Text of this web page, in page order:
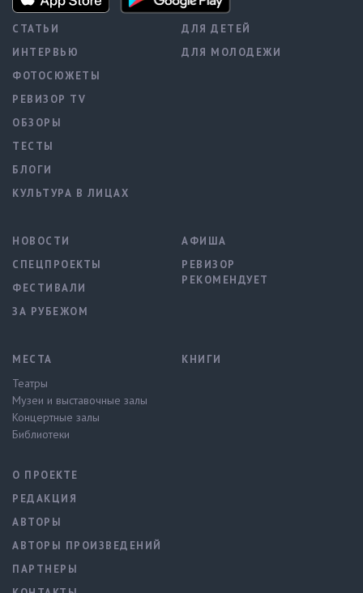
СТАТЬИ
ИНТЕРВЬЮ
ФОТОСЮЖЕТЫ
РЕВИЗОР TV
ОБЗОРЫ
ТЕСТЫ
БЛОГИ
КУЛЬТУРА В ЛИЦАХ
ДЛЯ ДЕТЕЙ
ДЛЯ МОЛОДЕЖИ
НОВОСТИ
СПЕЦПРОЕКТЫ
ФЕСТИВАЛИ
ЗА РУБЕЖОМ
АФИША
РЕВИЗОР
РЕКОМЕНДУЕТ
МЕСТА
Театры
Музеи и выставочные залы
Концертные залы
Библиотеки
КНИГИ
О ПРОЕКТЕ
РЕДАКЦИЯ
АВТОРЫ
АВТОРЫ ПРОИЗВЕДЕНИЙ
ПАРТНЕРЫ